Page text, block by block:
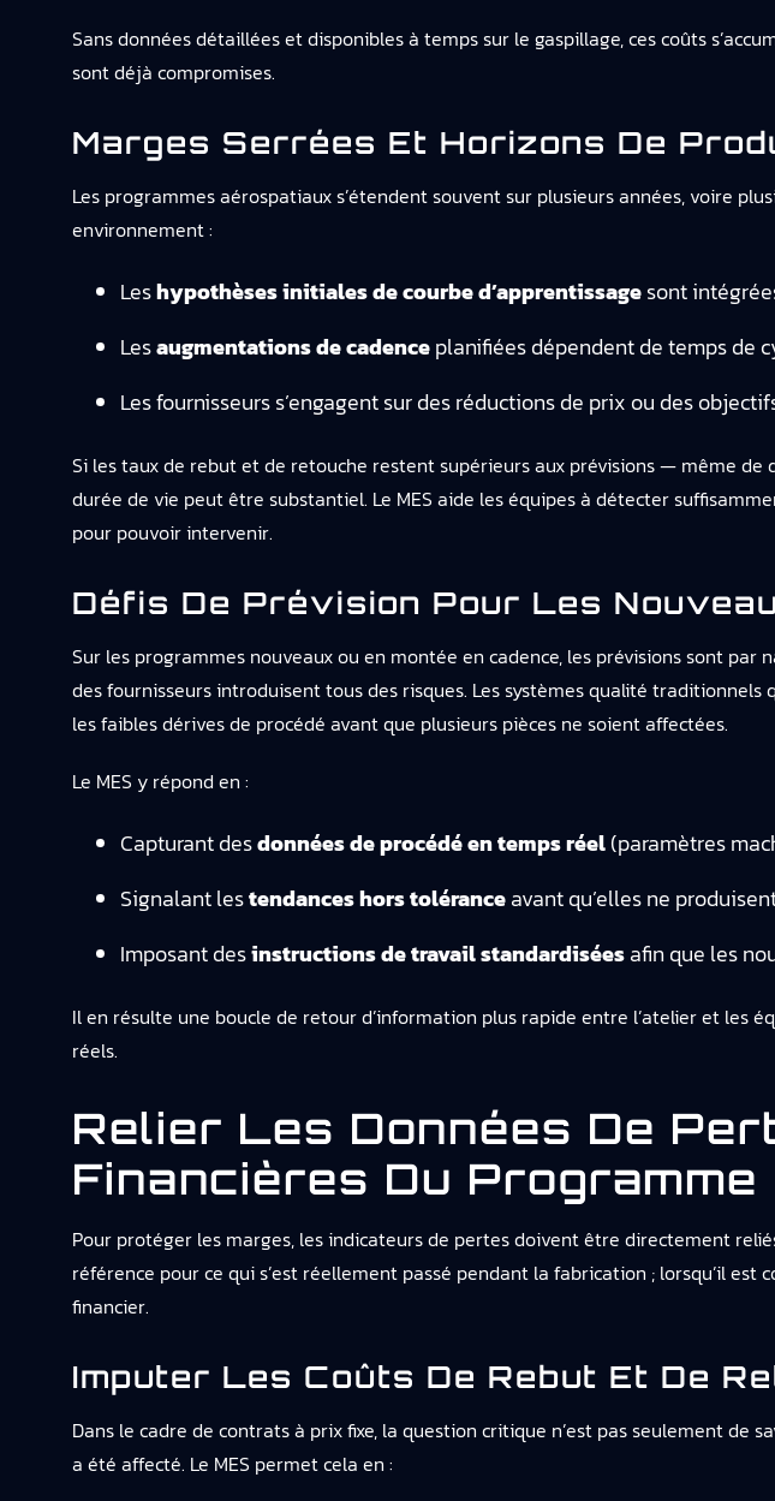
Sans données détaillées et disponibles à temps sur le gaspillage, ces coûts
sont déjà compromises.
Marges Serrées Et Horizons De
Les programmes aérospatiaux s’étendent souvent sur plusieurs années, voire
environnement :
Leshypothèses initiales de courbe d’apprentissagesont
Lesaugmentations de cadenceplanifiées dépendent de temps de
Les fournisseurs s’engagent sur des réductions de prix ou des
Si les taux de rebut et de retouche restent supérieurs aux prévisions — même
durée de vie peut être substantiel. Le MES aide les équipes à détecter
pour pouvoir intervenir.
Défis De Prévision Pour Les
Sur les programmes nouveaux ou en montée en cadence, les prévisions sont
des fournisseurs introduisent tous des risques. Les systèmes qualité
les faibles dérives de procédé avant que plusieurs pièces ne soient affectées.
Le MES y répond en :
Capturant desdonnées de procédé en temps réel(paramètres
Signalant lestendances hors toléranceavant qu’elles ne
Imposant desinstructions de travail standardiséesafin que les
Il en résulte une boucle de retour d’information plus rapide entre l’atelier et les
réels.
Relier Les Données De
Financières Du Programme
Pour protéger les marges, les indicateurs de pertes doivent être directement
référence pour ce qui s’est réellement passé pendant la fabrication ; lorsqu’il
financier.
Imputer Les Coûts De Rebut Et De
Dans le cadre de contrats à prix fixe, la question critique n’est pas seulement de
a été affecté. Le MES permet cela en :